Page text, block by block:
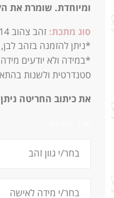
ומיוחדת. שומרת את
סוג מתכת: זהב צהוב 14 קארט.
*ניתן להזמנה בזהב
*במידה ולא יודעים מידה
סטנדרטית ולשנות
את כיתוב החריטה